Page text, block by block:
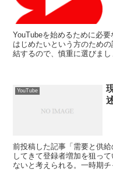
YouTubeを始めるために必
はじめたいという方のため
結するので、慎重に選びまし
YouTube
前投稿した記事「需要と供
してきて登録者増加を狙っ
ないと考えられる。一時期